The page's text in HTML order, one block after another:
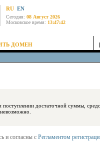
RU EN
Сегодня: 08 Август 2026
Московское время: 13:47:42
ДОМЕН
достаточной суммы, средства будут
и согласны с Регламентом